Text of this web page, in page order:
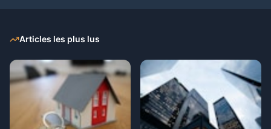
Articles les plus lus